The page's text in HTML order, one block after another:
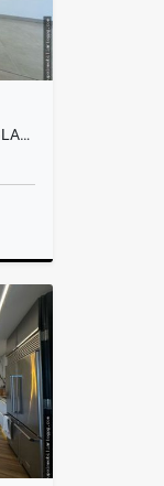
VENTA APARTAMENTO EN EL POBLADO CERCA AL CC EL TESORO
Venta